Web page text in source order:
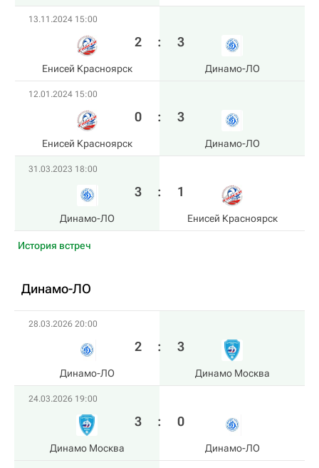
13.11.2024 15:00
Енисей Красноярск
2 : 3
Динамо-ЛО
12.01.2024 15:00
Енисей Красноярск
0 : 3
Динамо-ЛО
31.03.2023 18:00
Динамо-ЛО
3 : 1
Енисей Красноярск
История встреч
Динамо-ЛО
28.03.2026 20:00
Динамо-ЛО
2 : 3
Динамо Москва
24.03.2026 19:00
Динамо Москва
3 : 0
Динамо-ЛО